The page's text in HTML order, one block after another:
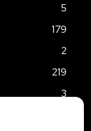
5
179
2
219
3